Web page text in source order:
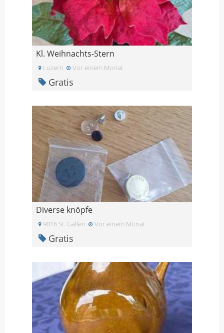
Kl. Weihnachts-Stern
Luzern Vor einem Monat
Gratis
Diverse knöpfe
9016 St. Gallen Vor einem Monat
Gratis